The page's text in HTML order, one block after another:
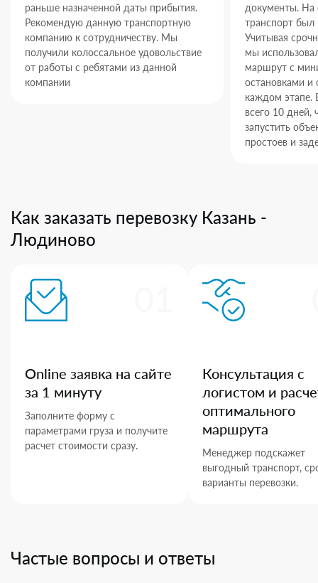
раньше назначенной даты прибытия.
Рекомендую данную транспортную
компанию к сотрудничеству. Мы
получили колоссальное удовольствие
от работы с ребятами из данной
компании
документы. На
транспорт был
Учитывая
мы
маршрут с
остановками и
каждом этапе.
всего 10 дней,
запустить
простоев и
Как заказать перевозку Казань -
Людиново
Online заявка на сайте
за 1 минуту
Заполните форму с
параметрами груза и получите
расчет стоимости сразу.
Консультация с
логистом и
оптимального
маршрута
Менеджер подскажет
выгодный транспорт,
варианты перевозки.
Частые вопросы и ответы